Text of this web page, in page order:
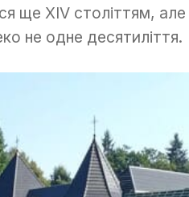
ще XIV століттям, але
не одне десятиліття.